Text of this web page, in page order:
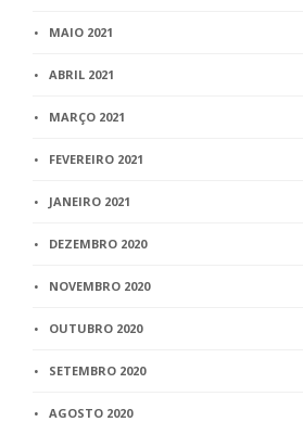
MAIO 2021
ABRIL 2021
MARÇO 2021
FEVEREIRO 2021
JANEIRO 2021
DEZEMBRO 2020
NOVEMBRO 2020
OUTUBRO 2020
SETEMBRO 2020
AGOSTO 2020